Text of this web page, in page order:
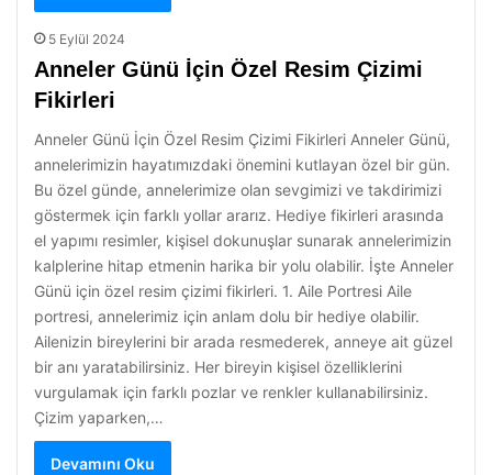
5 Eylül 2024
Anneler Günü İçin Özel Resim Çizimi
Fikirleri
Anneler Günü İçin Özel Resim Çizimi Fikirleri Anneler Günü,
annelerimizin hayatımızdaki önemini kutlayan özel bir gün.
Bu özel günde, annelerimize olan sevgimizi ve takdirimizi
göstermek için farklı yollar ararız. Hediye fikirleri arasında
el yapımı resimler, kişisel dokunuşlar sunarak annelerimizin
kalplerine hitap etmenin harika bir yolu olabilir. İşte Anneler
Günü için özel resim çizimi fikirleri. 1. Aile Portresi Aile
portresi, annelerimiz için anlam dolu bir hediye olabilir.
Ailenizin bireylerini bir arada resmederek, anneye ait güzel
bir anı yaratabilirsiniz. Her bireyin kişisel özelliklerini
vurgulamak için farklı pozlar ve renkler kullanabilirsiniz.
Çizim yaparken,…
Devamını Oku